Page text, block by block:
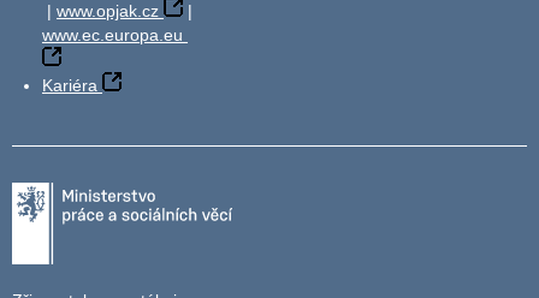
| www.opjak.cz
|
www.ec.europa.eu
Kariéra